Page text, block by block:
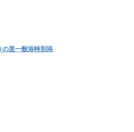
の里一般浴特別浴